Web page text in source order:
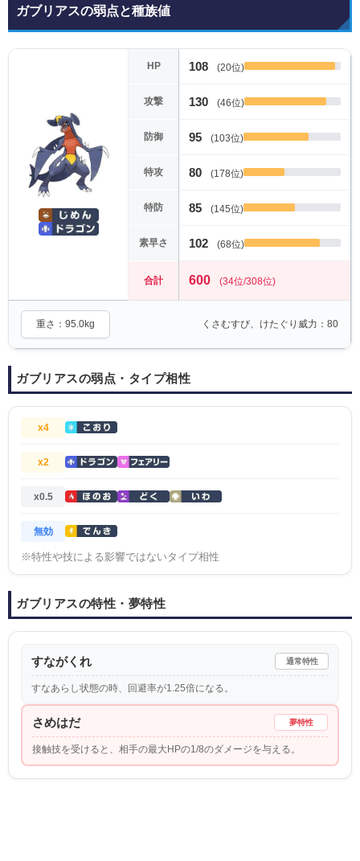
ガブリアスの弱点と種族値
HP 108 (20位)
攻撃 130 (46位)
防御 95 (103位)
特攻 80 (178位)
特防 85 (145位)
素早さ 102 (68位)
合計 600 (34位/308位)
重さ：95.0kg くさむすび、けたぐり威力：80
ガブリアスの弱点・タイプ相性
x4
x2
x0.5
無効
※特性や技による影響ではないタイプ相性
ガブリアスの特性・夢特性
すながくれ 通常特性
すなあらし状態の時、回避率が1.25倍になる。
さめはだ 夢特性
接触技を受けると、相手の最大HPの1/8のダメージを与える。